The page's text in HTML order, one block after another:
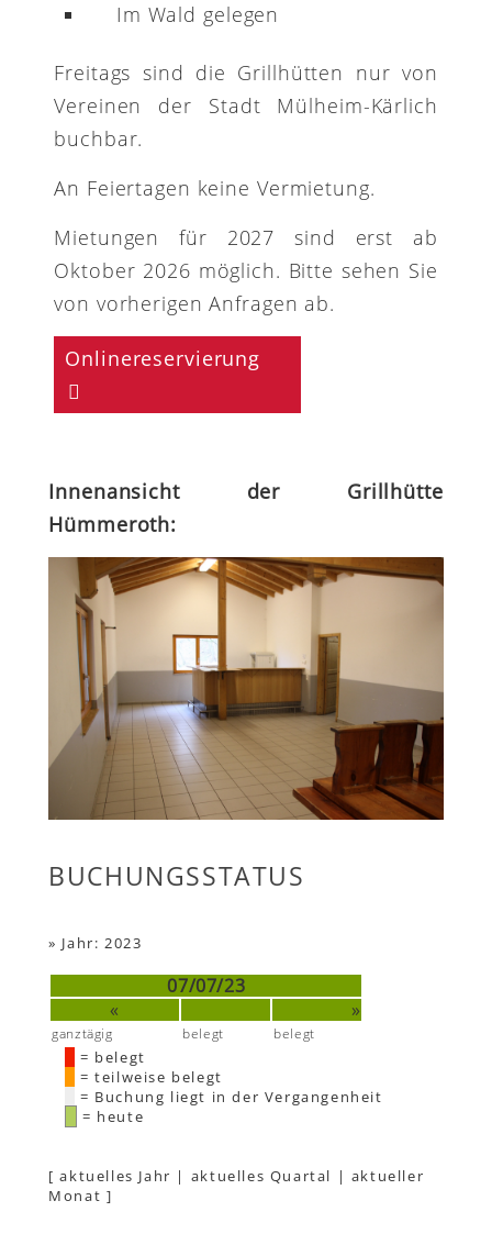
Im Wald gelegen
Freitags sind die Grillhütten nur von
Vereinen der Stadt Mülheim-Kärlich
buchbar.
An Feiertagen keine Vermietung.
Mietungen für 2027 sind erst ab
Oktober 2026 möglich. Bitte sehen Sie
von vorherigen Anfragen ab.
Onlinereservierung
Innenansicht der Grillhütte
Hümmeroth:
BUCHUNGSSTATUS
» Jahr: 2023
07/07/23
«
»
ganztägig belegt belegt
= belegt
= teilweise belegt
= Buchung liegt in der Vergangenheit
= heute
[aktuelles Jahr | aktuelles Quartal | aktueller
Monat ]